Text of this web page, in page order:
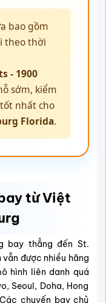
bao gồm
theo thời
- 1900
sớm, kiểm
nhất cho
Florida.
từ Việt
bay thẳng đến St.
vẫn được nhiều hãng
hình liên danh quá
Seoul, Doha, Hong
chuyến bay chủ